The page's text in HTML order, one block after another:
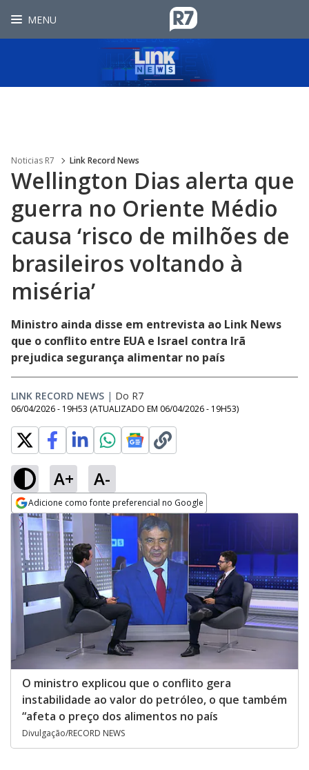
MENU
Noticias R7 Link Record News
Wellington Dias alerta que
guerra no Oriente Médio
causa ‘risco de milhões de
brasileiros voltando à
miséria’
Ministro ainda disse em entrevista ao Link News
que o conflito entre EUA e Israel contra Irã
prejudica segurança alimentar no país
LINK RECORD NEWS | Do R7
06/04/2026 - 19H53 (ATUALIZADO EM 06/04/2026 - 19H53)
A+ A-
Adicione como fonte preferencial no Google
Opens in new window
O ministro explicou que o conflito gera
instabilidade ao valor do petróleo, o que também
“afeta o preço dos alimentos no país
Divulgação/RECORD NEWS